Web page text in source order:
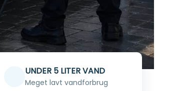
UNDER 5 LITER VAND
Meget lavt vandforbrug